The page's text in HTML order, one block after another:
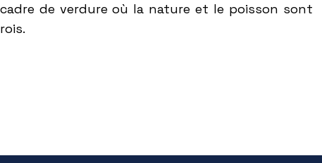
cadre de verdure où la nature et le poisson sont
rois.